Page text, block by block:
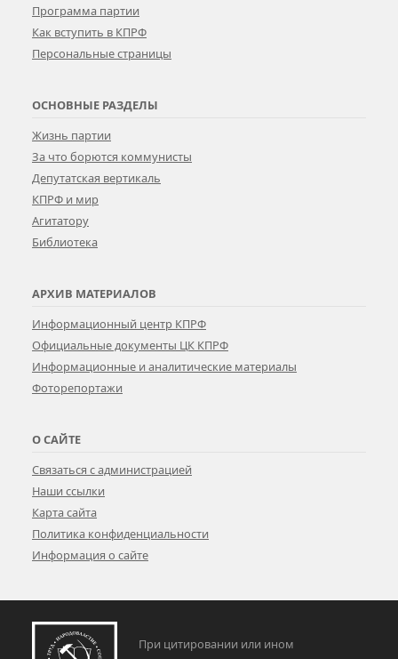
Программа партии
Как вступить в КПРФ
Персональные страницы
ОСНОВНЫЕ РАЗДЕЛЫ
Жизнь партии
За что борются коммунисты
Депутатская вертикаль
КПРФ и мир
Агитатору
Библиотека
АРХИВ МАТЕРИАЛОВ
Информационный центр КПРФ
Официальные документы ЦК КПРФ
Информационные и аналитические материалы
Фоторепортажи
О САЙТЕ
Связаться с администрацией
Наши ссылки
Карта сайта
Политика конфиденциальности
Информация о сайте
При цитировании или ином